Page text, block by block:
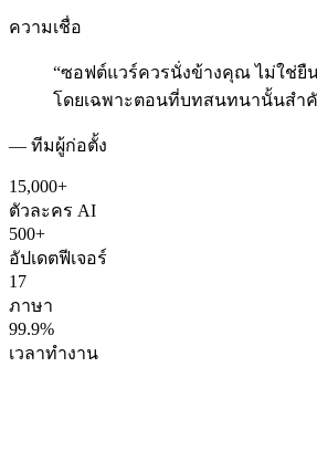
ความเชื่อ
“ซอฟต์แวร์ควรนั่งข้างคุณ ไม่ใช่ยื
โดยเฉพาะตอนที่บทสนทนานั้นสำ
— ทีมผู้ก่อตั้ง
15,000+
ตัวละคร AI
500+
อัปเดตฟีเจอร์
17
ภาษา
99.9%
เวลาทำงาน